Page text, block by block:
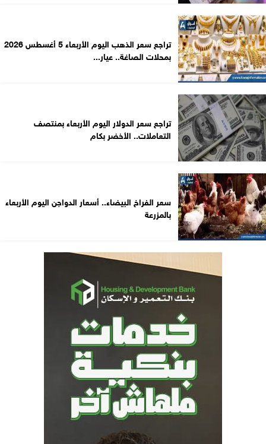
تراجع سعر الذهب اليوم الأربعاء 5 أغسطس 2026
بمحلات الصاغة.. عيار...
تراجع سعر الدولار اليوم الأربعاء بمنتصف
التعاملات.. الأخضر بكام
سعر الفراخ البيضاء.. أسعار الدواجن اليوم الأربعاء
بالمزرعة